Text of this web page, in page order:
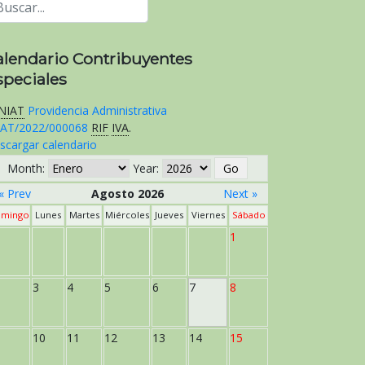
Contribuyentes
Providencia Administrativa
2022/000068 RIF IVA.
calendario
Month:
Year:
« Prev
Agosto 2026 Next »
Lunes Martes Miércoles Jueves Viernes Sábado
1
3 4 5 6 7 8
10 11 12 13 14 15